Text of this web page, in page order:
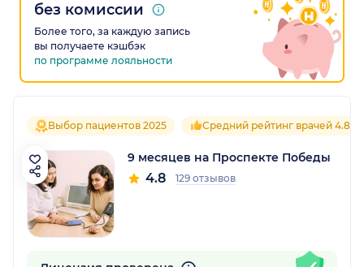
без комиссии
Более того, за каждую запись
вы получаете кэшбэк
по программе лояльности
Выбор пациентов 2025 Средний рейтинг врачей 4.8
9 месяцев на Проспекте Победы
4.8 129 отзывов